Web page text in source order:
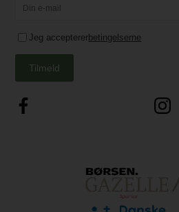
Jeg accepterer betingelserne
Tilmeld